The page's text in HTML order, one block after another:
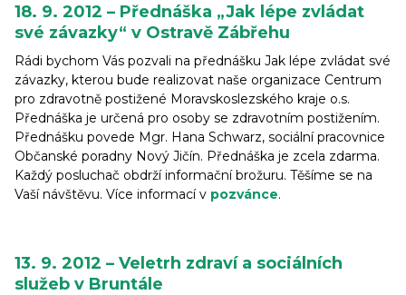
18. 9. 2012 – Přednáška „Jak lépe zvládat
své závazky“ v Ostravě Zábřehu
Rádi bychom Vás pozvali na přednášku Jak lépe zvládat své
závazky, kterou bude realizovat naše organizace Centrum
pro zdravotně postižené Moravskoslezského kraje o.s.
Přednáška je určená pro osoby se zdravotním postižením.
Přednášku povede Mgr. Hana Schwarz, sociální pracovnice
Občanské poradny Nový Jičín. Přednáška je zcela zdarma.
Každý posluchač obdrží informační brožuru. Těšíme se na
Vaší návštěvu. Více informací v pozvánce.
13. 9. 2012 – Veletrh zdraví a sociálních
služeb v Bruntále